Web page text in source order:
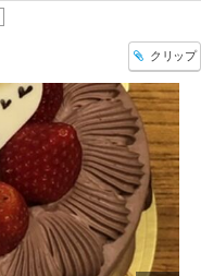
クリップ